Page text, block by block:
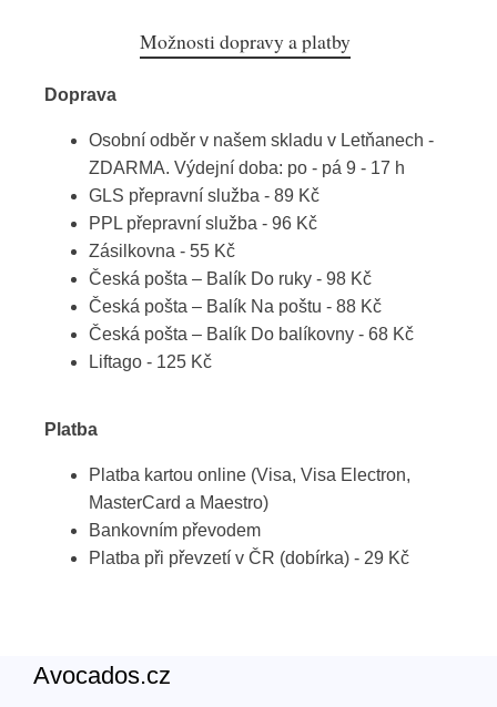
Možnosti dopravy a platby
Doprava
Osobní odběr v našem skladu v Letňanech -
ZDARMA. Výdejní doba: po - pá 9 - 17 h
GLS přepravní služba - 89 Kč
PPL přepravní služba - 96 Kč
Zásilkovna - 55 Kč
Česká pošta – Balík Do ruky - 98 Kč
Česká pošta – Balík Na poštu - 88 Kč
Česká pošta – Balík Do balíkovny - 68 Kč
Liftago - 125 Kč
Platba
Platba kartou online (Visa, Visa Electron,
MasterCard a Maestro)
Bankovním převodem
Platba při převzetí v ČR (dobírka) - 29 Kč
Avocados.cz